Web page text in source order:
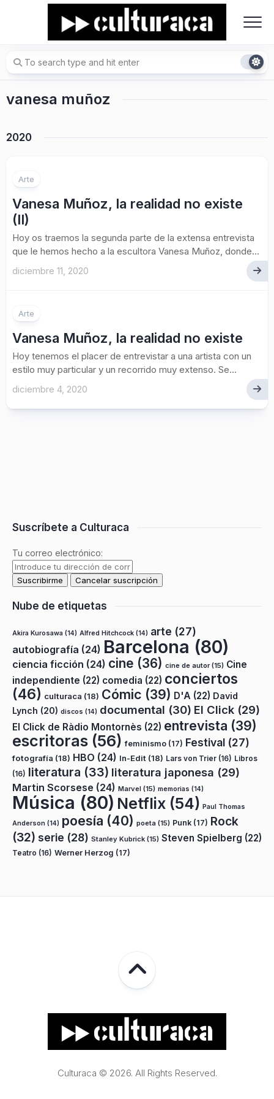
vanesa muñoz
2020
Arte
Vanesa Muñoz, la realidad no existe
(II)
Hoy os traemos la segunda parte de la extensa entrevista
que le hemos hecho a la escultora Vanesa Muñoz, donde...
diciembre 11, 2020
Arte
Vanesa Muñoz, la realidad no existe
Hoy tenemos el placer de entrevistar a una artista con un
estilo muy particular y un recorrido muy extenso. Se...
diciembre 4, 2020
Suscríbete a Culturaca
Tu correo electrónico:
Nube de etiquetas
Akira Kurosawa (14) Alfred Hitchcock (14) arte (27)
autobiografía (24) Barcelona (80)
ciencia ficción (24) cine (36) cine de autor(15) Cine
independiente (22) comedia (22) conciertos
(46) culturaca (18) Cómic (39) D'A (22) David
Lynch (20) discos (14) documental (30) El Click (29)
El Click de Ràdio Montornès (22) entrevista (39)
escritoras (56) feminismo (17) Festival (27)
fotografía (18) HBO (24) In-Edit (18) Lars von Trier (16) Libros
(16) literatura (33) literatura japonesa (29)
Martin Scorsese (24) Marvel (15) memorias (14)
Música (80) Netflix (54) Paul Thomas
Anderson (14) poesía (40) poeta (15) Punk (17) Rock
(32) serie (28) Stanley Kubrick (15) Steven Spielberg (22)
Teatro (16) Werner Herzog (17)
Culturaca © 2026. All Rights Reserved.